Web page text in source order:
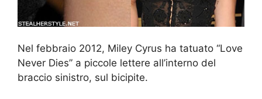
Nel febbraio 2012, Miley Cyrus ha tatuato “Love
Never Dies” a piccole lettere all’interno del
braccio sinistro, sul bicipite.